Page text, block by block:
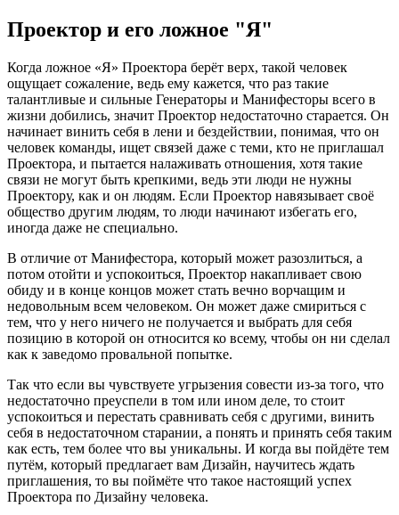
Проектор и его ложное "Я"
Когда ложное «Я» Проектора берёт верх, такой человек
ощущает сожаление, ведь ему кажется, что раз такие
талантливые и сильные Генераторы и Манифесторы всего в
жизни добились, значит Проектор недостаточно старается. Он
начинает винить себя в лени и бездействии, понимая, что он
человек команды, ищет связей даже с теми, кто не приглашал
Проектора, и пытается налаживать отношения, хотя такие
связи не могут быть крепкими, ведь эти люди не нужны
Проектору, как и он людям. Если Проектор навязывает своё
общество другим людям, то люди начинают избегать его,
иногда даже не специально.
В отличие от Манифестора, который может разозлиться, а
потом отойти и успокоиться, Проектор накапливает свою
обиду и в конце концов может стать вечно ворчащим и
недовольным всем человеком. Он может даже смириться с
тем, что у него ничего не получается и выбрать для себя
позицию в которой он относится ко всему, чтобы он ни сделал
как к заведомо провальной попытке.
Так что если вы чувствуете угрызения совести из-за того, что
недостаточно преуспели в том или ином деле, то стоит
успокоиться и перестать сравнивать себя с другими, винить
себя в недостаточном старании, а понять и принять себя таким
как есть, тем более что вы уникальны. И когда вы пойдёте тем
путём, который предлагает вам Дизайн, научитесь ждать
приглашения, то вы поймёте что такое настоящий успех
Проектора по Дизайну человека.